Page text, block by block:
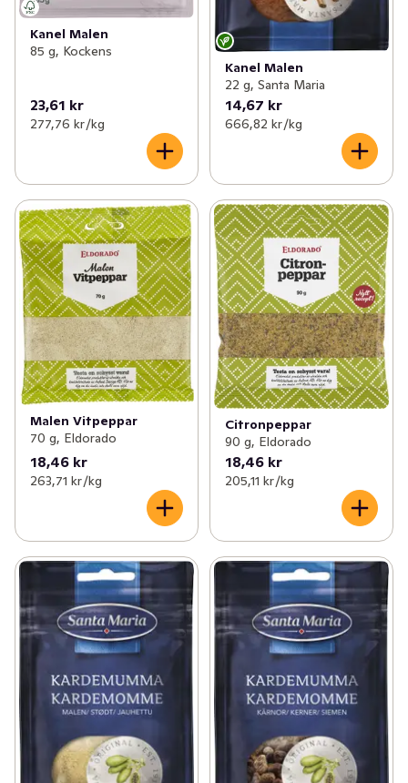
Kanel Malen
85 g, Kockens
23,61 kr
277,76 kr /kg
Kanel Malen
22 g, Santa Maria
14,67 kr
666,82 kr /kg
Malen Vitpeppar
70 g, Eldorado
18,46 kr
263,71 kr /kg
Citronpeppar
90 g, Eldorado
18,46 kr
205,11 kr /kg